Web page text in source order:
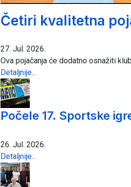
Četiri kvalitetna
27. Jul. 2026.
Ova pojačanja će dodatno osnažiti
Detaljnije...
Počele 17. Sportske
26. Jul. 2026.
Detaljnije...